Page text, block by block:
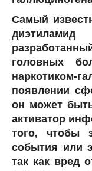
Самый
головных
появлении
он может
активатор
того, чтобы
события или
так как вред